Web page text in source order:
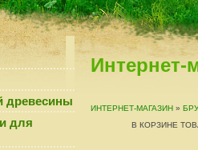
древесины
для
Интернет-
ИНТЕРНЕТ-МАГАЗИН »
В КОРЗИНЕ